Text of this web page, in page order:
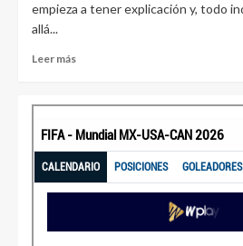
empieza a tener explicación y, todo
allá...
Leer más